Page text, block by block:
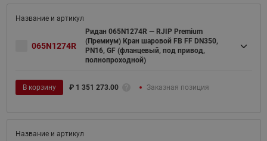
065N1274R
Ридан 065N1274R — RJIP Premium
(Премиум) Кран шаровой FB FF DN350,
PN16, GF (фланцевый, под привод,
полнопроходной)
В корзину ₽ 1 351 273.00 Заказная позиция